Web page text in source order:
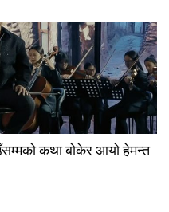
कथा बोकेर आयो हेमन्त